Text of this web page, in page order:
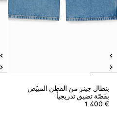
بنطال جينز من القطن المبيّض
بقَصّة تضيق تدريجياً
€ 1.400